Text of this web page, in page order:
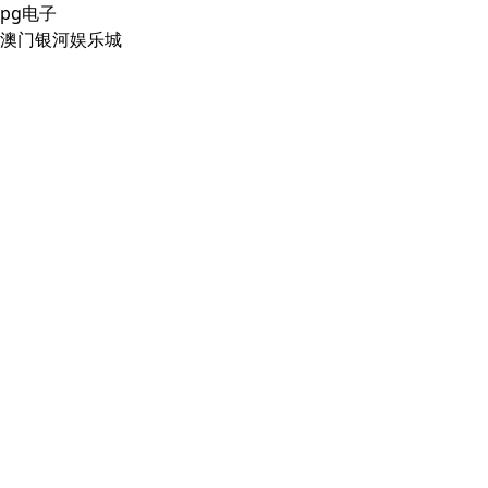
pg电子
澳门银河娱乐城